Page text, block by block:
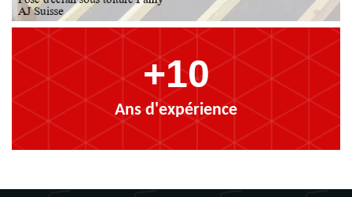
+10
Ans d'expérience